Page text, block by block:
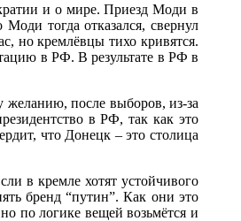
и о мире. Приезд Моди в
тогда отказался, свернул
но кремлёвцы тихо кривятся.
в РФ. В результате в РФ в
после выборов, из-за
в РФ, так как это
что Донецк – это столица
в кремле хотят устойчивого
бренд “путин”. Как они это
по логике вещей возьмётся и